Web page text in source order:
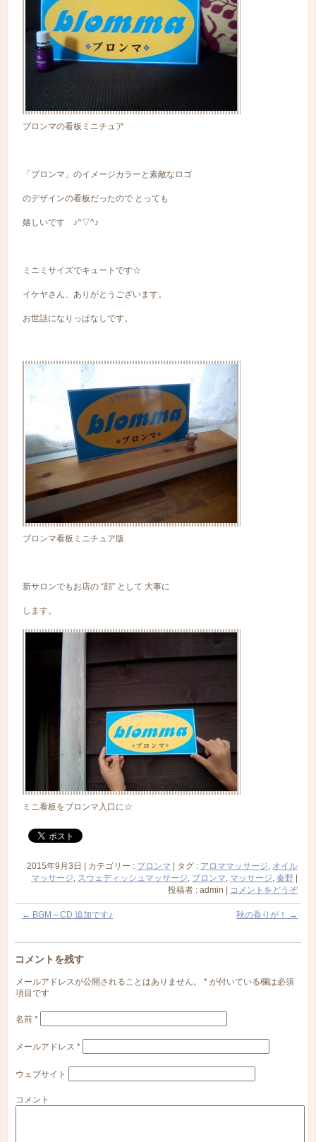
ブロンマの看板ミニチュア
「ブロンマ」のイメージカラーと素敵なロゴ
のデザインの看板だったので とっても
嬉しいです ♪^▽^♪
ミニミサイズでキュートです☆
イケヤさん、ありがとうございます。
お世話になりっぱなしです。
ブロンマ看板ミニチュア版
新サロンでもお店の “顔” として 大事に
します。
ミニ看板をブロンマ入口に☆
2015年9月3日 カテゴリー : ブロンマ タグ : アロママッサージ, オイル
マッサージ, スウェディッシュマッサージ, ブロンマ, マッサージ, 秦野
投稿者 : admin
コメントをどうぞ
← BGM～CD 追加です♪ 秋の香りが！ →
コメントを残す
メールアドレスが公開されることはありません。* が付いている欄は必須
項目です
名前*
メールアドレス*
ウェブサイト
コメント